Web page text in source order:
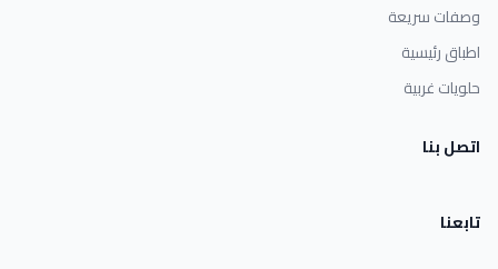
وصفات سريعة
اطباق رئيسية
حلويات غربية
اتصل بنا
تابعنا